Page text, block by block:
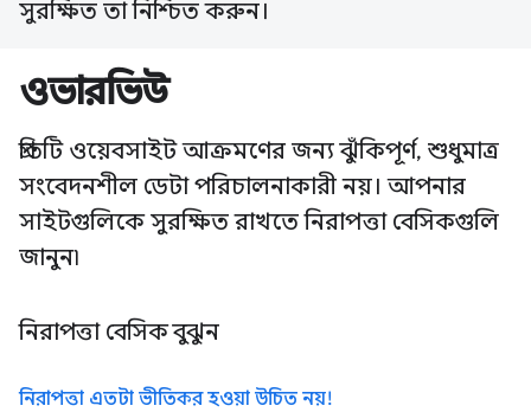
সুরক্ষিত তা নিশ্চিত করুন।
ওভারভিউ
প্রতিটি ওয়েবসাইট আক্রমণের জন্য ঝুঁকিপূর্ণ, শুধুমাত্র
সংবেদনশীল ডেটা পরিচালনাকারী নয়। আপনার
সাইটগুলিকে সুরক্ষিত রাখতে নিরাপত্তা বেসিকগুলি
জানুন৷
নিরাপত্তা বেসিক বুঝুন
নিরাপত্তা এতটা ভীতিকর হওয়া উচিত নয়!